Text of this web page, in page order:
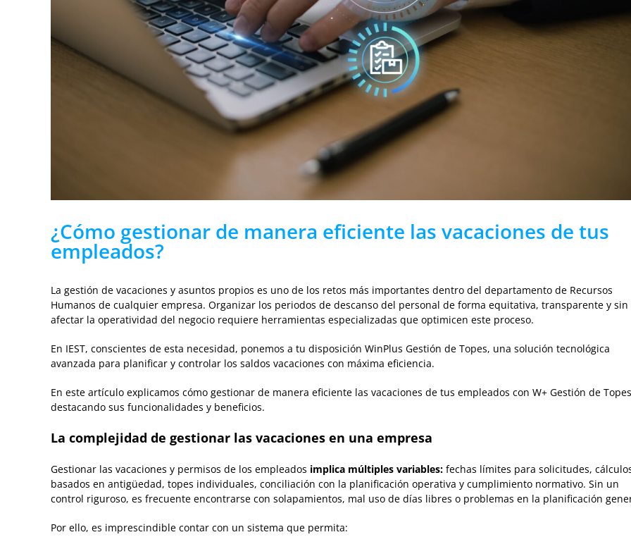
¿Cómo gestionar de manera eficiente las vacaciones de tus
empleados?
La gestión de vacaciones y asuntos propios es uno de los retos más importantes dentro del departamento de Recursos
Humanos de cualquier empresa. Organizar los periodos de descanso del personal de forma equitativa, transparente y sin
afectar la operatividad del negocio requiere herramientas especializadas que optimicen este proceso.
En IEST, conscientes de esta necesidad, ponemos a tu disposición WinPlus Gestión de Topes, una solución tecnológica
avanzada para planificar y controlar los saldos vacaciones con máxima eficiencia.
En este artículo explicamos cómo gestionar de manera eficiente las vacaciones de tus empleados con W+ Gestión de
destacando sus funcionalidades y beneficios.
La complejidad de gestionar las vacaciones en una empresa
Gestionar las vacaciones y permisos de los empleados implica múltiples variables:fechas límites para solicitudes,
basados en antigüedad, topes individuales, conciliación con la planificación operativa y cumplimiento normativo. Sin un
control riguroso, es frecuente encontrarse con solapamientos, mal uso de días libres o problemas en la planificación
Por ello, es imprescindible contar con un sistema que permita: